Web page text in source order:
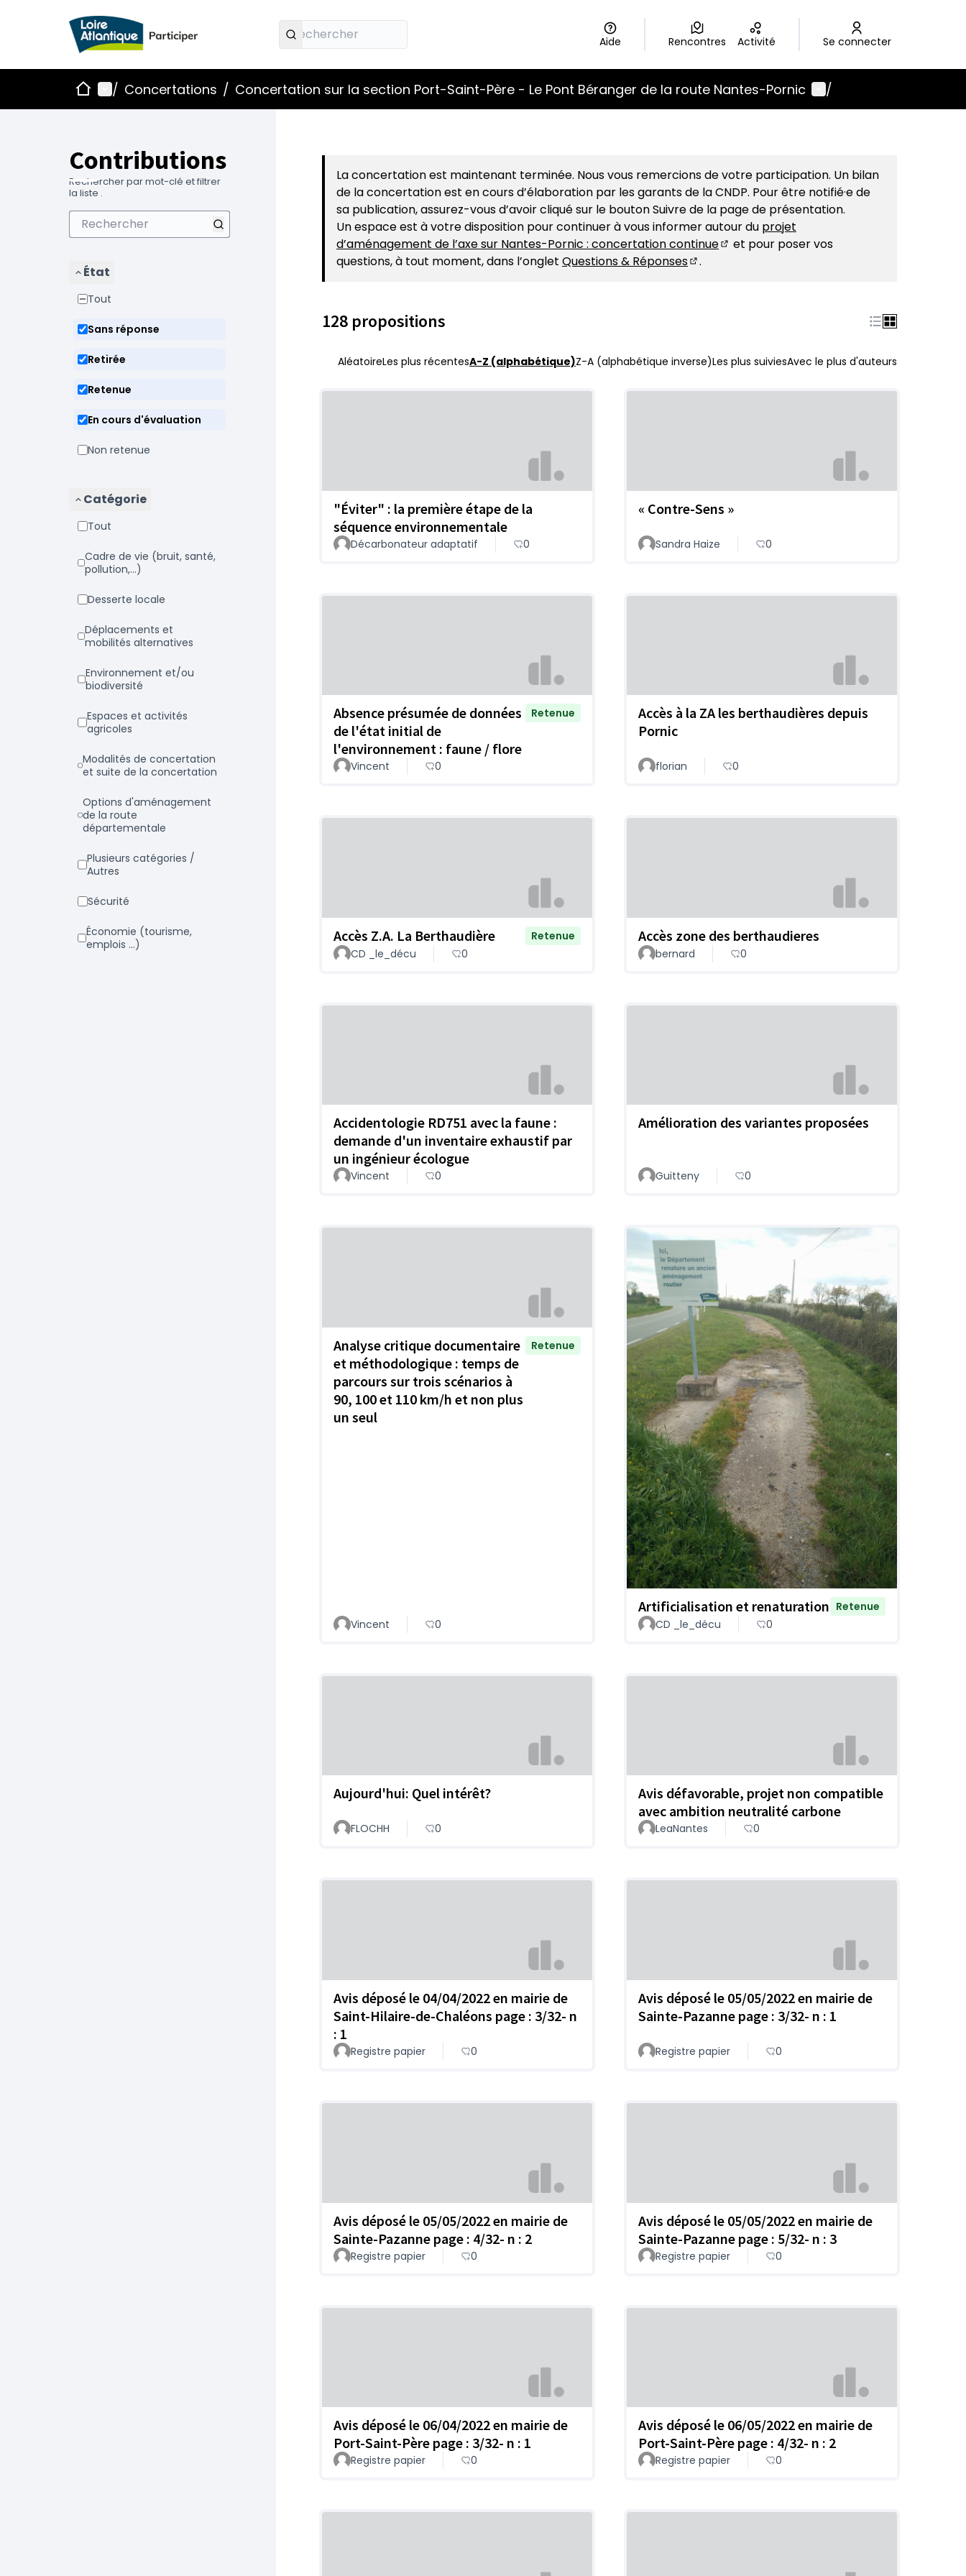
Aide Rencontres Activité Se connecter
AccueilMenu principal
/ Concertations / Concertation sur la section Port-Saint-Père - Le Pont Béranger de la route Nantes-Pornic Menu utilisateur
/
Contributions
Rechercher par mot-clé et filtrer
la liste .
État
Tout
Sans réponse
Retirée
Retenue
En cours d'évaluation
Non retenue
Catégorie
Tout
Cadre de vie (bruit, santé,
pollution,...)
Desserte locale
Déplacements et
mobilités alternatives
Environnement et/ou
biodiversité
Espaces et activités
agricoles
Modalités de concertation
et suite de la concertation
Options d'aménagement
de la route
départementale
Plusieurs catégories /
Autres
Sécurité
Économie (tourisme,
emplois ...)
La concertation est maintenant terminée. Nous vous remercions de votre participation. Un bilan
de la concertation est en cours d’élaboration par les garants de la CNDP. Pour être notifié·e de
sa publication, assurez-vous d’avoir cliqué sur le bouton Suivre de la page de présentation.
Un espace est à votre disposition pour continuer à vous informer autour du projet
d’aménagement de l’axe sur Nantes-Pornic : concertation continue
(S'ouvre dans un nouvel onglet)
et pour poser vos
questions, à tout moment, dans l’onglet Questions & Réponses .
128 propositions
AléatoireLes plus récentesA-Z (alphabétique)Z-A (alphabétique inverse)Les plus suiviesAvec le plus d'auteurs
"Éviter" : la première étape de la
séquence environnementale
Décarbonateur adaptatif 0
« Contre-Sens »
Sandra Haize 0
Absence présumée de données
de l'état initial de
l'environnement : faune / flore
Retenue
Vincent 0
Accès à la ZA les berthaudières depuis
Pornic
florian 0
Accès Z.A. La Berthaudière
Retenue
CD _le_décu
0
Accès zone des berthaudieres
bernard 0
Accidentologie RD751 avec la faune :
demande d'un inventaire exhaustif par
un ingénieur écologue
Vincent 0
Amélioration des variantes proposées
Guitteny 0
Analyse critique documentaire
et méthodologique : temps de
parcours sur trois scénarios à
90, 100 et 110 km/h et non plus
un seul
Retenue
Vincent 0
Artificialisation et renaturation Retenue
CD _le_décu
0
Aujourd'hui: Quel intérêt?
FLOCHH 0
Avis défavorable, projet non compatible
avec ambition neutralité carbone
LeaNantes 0
Avis déposé le 04/04/2022 en mairie de
Saint-Hilaire-de-Chaléons page : 3/32- n
: 1
Registre papier 0
Avis déposé le 05/05/2022 en mairie de
Sainte-Pazanne page : 3/32- n : 1
Registre papier 0
Avis déposé le 05/05/2022 en mairie de
Sainte-Pazanne page : 4/32- n : 2
Registre papier 0
Avis déposé le 05/05/2022 en mairie de
Sainte-Pazanne page : 5/32- n : 3
Registre papier 0
Avis déposé le 06/04/2022 en mairie de
Port-Saint-Père page : 3/32- n : 1
Registre papier 0
Avis déposé le 06/05/2022 en mairie de
Port-Saint-Père page : 4/32- n : 2
Registre papier 0